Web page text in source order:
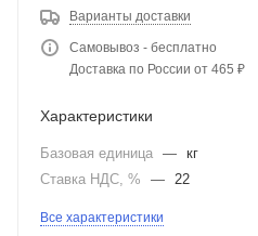
Варианты доставки
Самовывоз - бесплатно
Доставка по России от 465 ₽
Характеристики
Базовая единица — кг
Ставка НДС, %
— 22
Все характеристики